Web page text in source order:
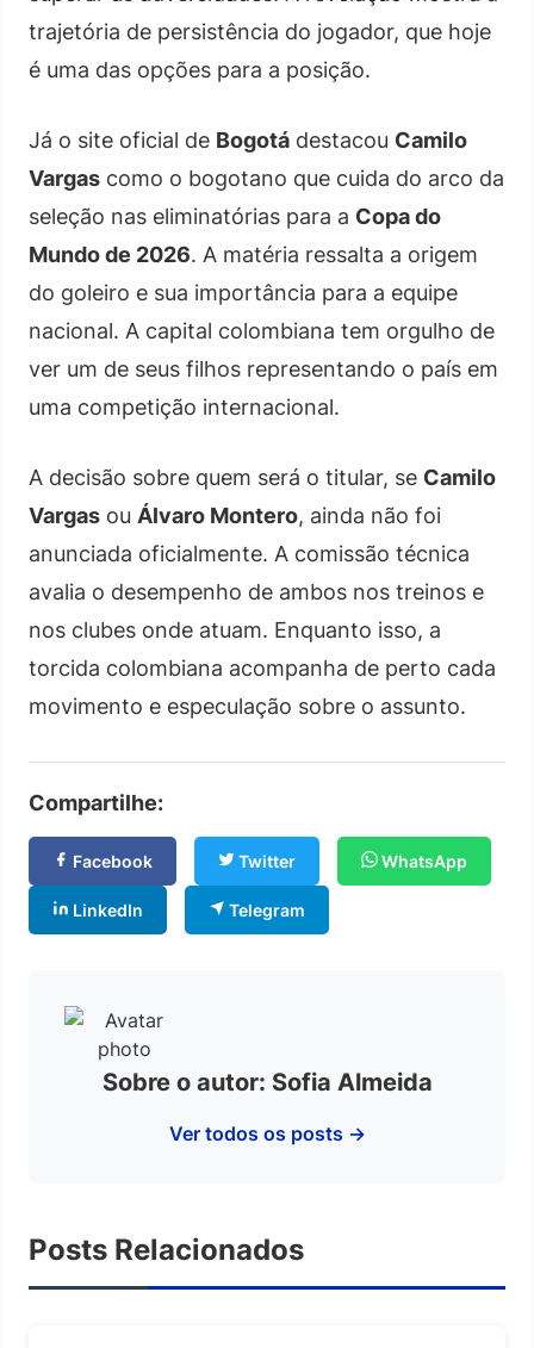
trajetória de persistência do jogador, que hoje
é uma das opções para a posição.
Já o site oficial de Bogotá destacou Camilo
Vargas como o bogotano que cuida do arco da
seleção nas eliminatórias para a Copa do
Mundo de 2026. A matéria ressalta a origem
do goleiro e sua importância para a equipe
nacional. A capital colombiana tem orgulho de
ver um de seus filhos representando o país em
uma competição internacional.
A decisão sobre quem será o titular, se Camilo
Vargas ou Álvaro Montero, ainda não foi
anunciada oficialmente. A comissão técnica
avalia o desempenho de ambos nos treinos e
nos clubes onde atuam. Enquanto isso, a
torcida colombiana acompanha de perto cada
movimento e especulação sobre o assunto.
Compartilhe:
Facebook Twitter WhatsApp
LinkedIn Telegram
Sobre o autor: Sofia Almeida
Ver todos os posts →
Posts Relacionados